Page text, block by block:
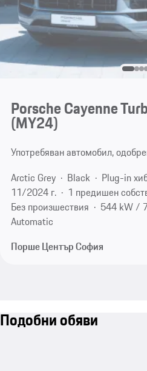
Porsche Cayenne
(MY24)
Употребяван автомобил,
Arctic Grey
Black Plug-in
11/2024 г.
1 предишен
Без произшествия
544 kW /
Automatic
Порше Център София
Подобни обяви